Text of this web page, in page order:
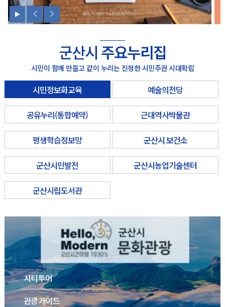
군산시 주요누리집
시민이 함께 만들고 같이 누리는 진정한 시민주권 시대확립
시민정보화교육 예술의전당
공유누리(통합예약) 근대역사박물관
평생학습정보망 군산시 보건소
군산시민발전 군산시농업기술센터
군산시립도서관
시티투어
관광가이드